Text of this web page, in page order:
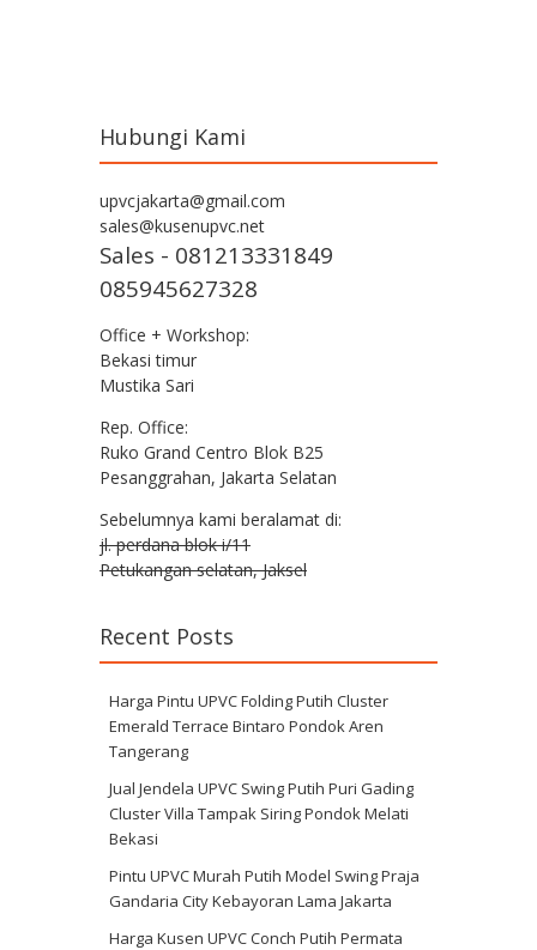
Hubungi Kami
upvcjakarta@gmail.com
sales@kusenupvc.net
Sales - 081213331849
085945627328
Office + Workshop:
Bekasi timur
Mustika Sari
Rep. Office:
Ruko Grand Centro Blok B25
Pesanggrahan, Jakarta Selatan
Sebelumnya kami beralamat di:
jl. perdana blok i/11
Petukangan selatan, Jaksel
Recent Posts
Harga Pintu UPVC Folding Putih Cluster
Emerald Terrace Bintaro Pondok Aren
Tangerang
Jual Jendela UPVC Swing Putih Puri Gading
Cluster Villa Tampak Siring Pondok Melati
Bekasi
Pintu UPVC Murah Putih Model Swing Praja
Gandaria City Kebayoran Lama Jakarta
Harga Kusen UPVC Conch Putih Permata